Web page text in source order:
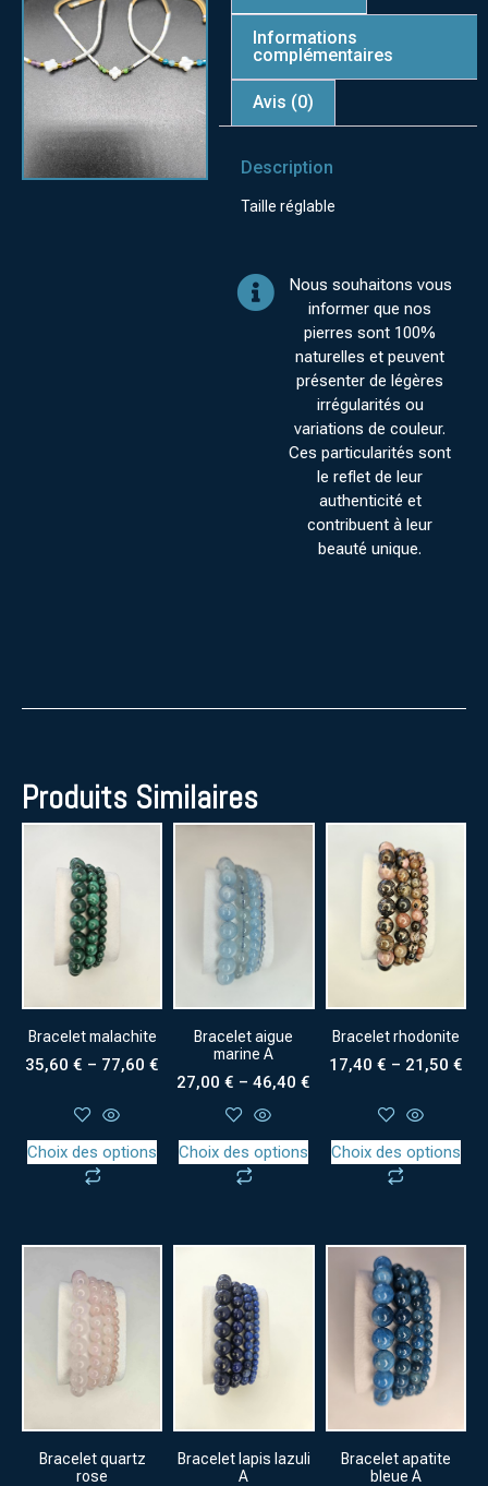
Informations
complémentaires
Avis (0)
Description
Taille réglable
Nous souhaitons vous
informer que nos
pierres sont 100%
naturelles et peuvent
présenter de légères
irrégularités ou
variations de couleur.
Ces particularités sont
le reflet de leur
authenticité et
contribuent à leur
beauté unique.
Produits Similaires
Bracelet malachite
35,60€ – 77,60€
Choix des options
Bracelet aigue
marine A
27,00€ –46,40€
Choix des options
Bracelet rhodonite
17,40 € – 21,50 €
Choix des options
Bracelet quartz
rose
Bracelet lapis lazuli
A
Bracelet apatite
bleue A